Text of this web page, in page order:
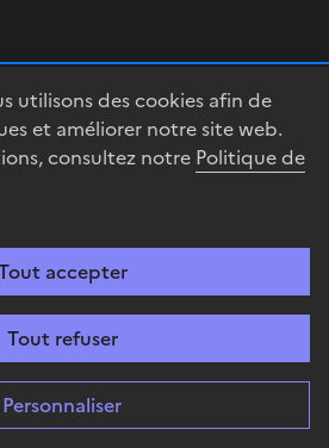
utilisons des cookies afin de
et améliorer notre site web.
consultez notre Politique de
accepter
Tout refuser
Personnaliser
estaciones de ferrocarriles
nacionales diferentes.
del siglo XIX. La SBB, operador
estación central donde la SNCF
tiene andenes. La DB
y la SNCF tienen un estatuto
hace de Suiza un nudo con